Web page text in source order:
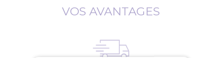
VOS AVANTAGES